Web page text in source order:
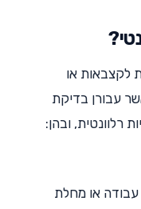
לקצבאות או
עבורן בדיקת
רלוונטית, ובהן:
או מחלת